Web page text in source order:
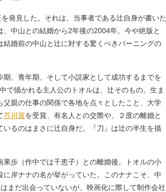
発見した。それは、当事者である辻自身が書いた
、中山との結婚から2年後の2004年。今や絶版と
婚前の中山と辻に対する驚くべきバーニングの
期、青年期、そして小説家として成功するまでを
で描かれる主人公のトオルは、辻そのもの。生ま
親の仕事の関係で各地を点々としたこと、大学
芥川賞を受賞、有名人との交際や、２度の離婚と
るのはまさに辻自身だ。『刀』は辻の半生を描
歩（作中では千恵子）との離婚後。トオルの小
岸ナナの名が挙がっていた。このナナこそ、中
まだ出会っていないが、映画化に際して制作会社